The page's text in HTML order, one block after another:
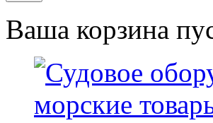
Ваша корзина